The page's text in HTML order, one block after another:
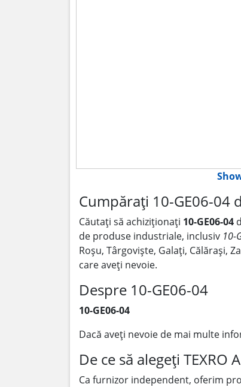
Cumpărați 10-GE06-04
Căutați să achiziționați 10-GE06-04
de produse industriale, inclusiv 10-
Roșu, Târgoviște, Galați, Călărași,
care aveți nevoie.
Despre 10-GE06-04
10-GE06-04
Dacă aveți nevoie de mai multe
De ce să alegeți TEXRO
Ca furnizor independent, oferim